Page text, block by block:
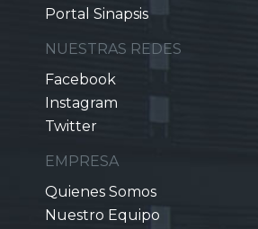
Portal Sinapsis
NUESTRAS REDES
Facebook
Instagram
Twitter
EMPRESA
Quienes Somos
Nuestro Equipo